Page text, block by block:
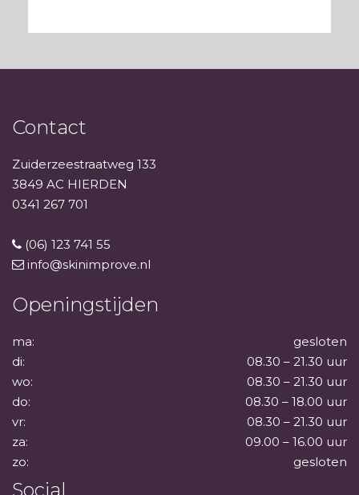
Contact
Zuiderzeestraatweg 133
3849 AC HIERDEN
0341 267 701
(06) 123 741 55
info@skinimprove.nl
Openingstijden
ma:
gesloten
di:
08.30 – 21.30 uur
wo:
08.30 – 21.30 uur
do:
08.30 – 18.00 uur
vr:
08.30 – 21.30 uur
za:
09.00 – 16.00 uur
zo:
gesloten
Social